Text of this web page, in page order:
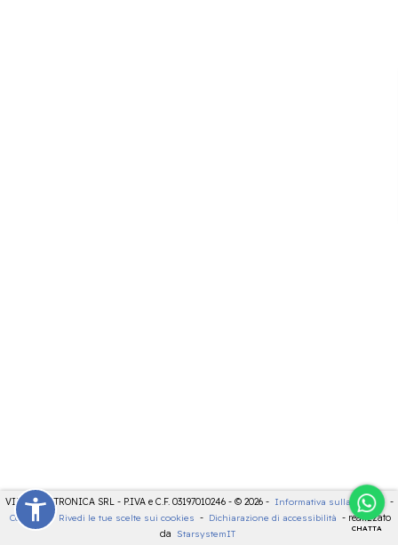
CHATTA
VIDEOELETTRONICA SRL - P.IVA e C.F. 03197010246 - © 2026 - Informativa sulla privacy -
Cookies
- Rivedi le tue scelte sui cookies - Dichiarazione di accessibilità - realizzato
da
StarsystemIT